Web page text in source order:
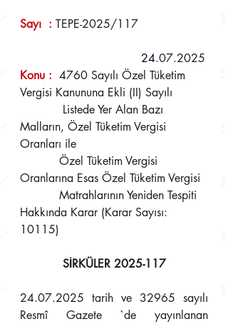
Sayı  : TEPE-2025/117
24.07.2025
Konu : 4760 Sayılı Özel Tüketim
Vergisi Kanununa Ekli (II) Sayılı
Malların, Özel Tüketim Vergisi
Oranları ile
Oranlarına Esas Özel Tüketim Vergisi
Hakkında Karar (Karar Sayısı:
10115)
SİRKÜLER 2025-117
24.07.2025 tarih ve 32965 sayılı
Resmî Gazete `de yayınlanan